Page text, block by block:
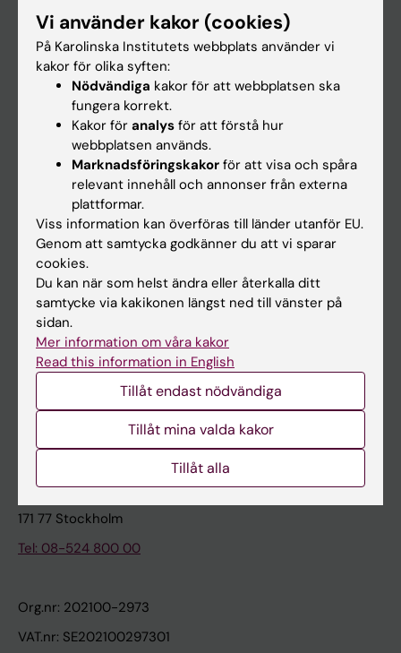
Ladok
Canvas
Schema
Studentmejlen
Kurs- och programwebbar
Student på KI
Medarbetare
Medarbetarportalen
Kontakta och besök KI
Universitetsbiblioteket
Stöd forskning och utbildning
Karolinska Institutet Innovation
Kontakta presstjänsten
Karolinska Institutet
171 77 Stockholm
Tel: 08-524 800 00
Org.nr: 202100-2973
VAT.nr: SE202100297301
Vi använder kakor (cookies)
På Karolinska Institutets webbplats använder vi
kakor för olika syften:
Nödvändiga kakor för att webbplatsen ska
fungera korrekt.
Kakor för analys för att förstå hur
webbplatsen används.
Marknadsföringskakor för att visa och spåra
relevant innehåll och annonser från externa
plattformar.
Viss information kan överföras till länder utanför EU.
Genom att samtycka godkänner du att vi sparar
cookies.
Du kan när som helst ändra eller återkalla ditt
samtycke via kakikonen längst ned till vänster på
sidan.
Mer information om våra kakor
Read this information in English
Tillåt endast nödvändiga
Tillåt mina valda kakor
Tillåt alla